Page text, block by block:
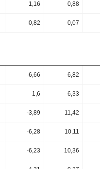
1,16 0,88
0,82 0,07
-6,66 6,82
1,6 6,33
-3,89 11,42
-6,28 10,11
-6,23 10,36